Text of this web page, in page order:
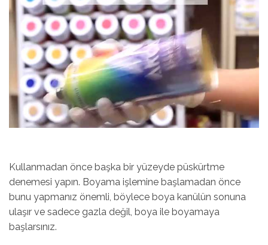
Kullanmadan önce başka bir yüzeyde püskürtme
denemesi yapın. Boyama işlemine başlamadan önce
bunu yapmanız önemli, böylece boya kanülün sonuna
ulaşır ve sadece gazla değil, boya ile boyamaya
başlarsınız.